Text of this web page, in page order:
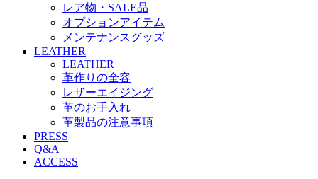
レア物・SALE品
オプションアイテム
メンテナンスグッズ
LEATHER
LEATHER
革作りの全容
レザーエイジング
革のお手入れ
革製品の注意事項
PRESS
Q&A
ACCESS